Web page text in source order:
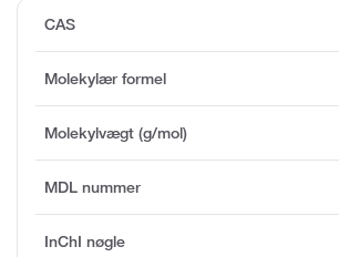
CAS
Molekylær formel
Molekylvægt (g/mol)
MDL nummer
InChI nøgle